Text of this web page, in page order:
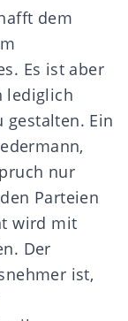
dem
Es ist aber
lediglich
gestalten. Ein
nur
Parteien
wird mit
Der
ist,